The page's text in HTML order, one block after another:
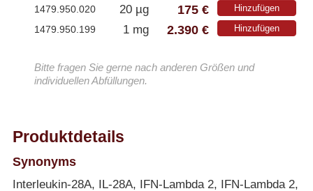
1479.950.020 20 µg 175 € Hinzufügen
1479.950.199 1 mg 2.390 € Hinzufügen
Bitte fragen Sie gerne nach anderen Größen und
individuellen Abfüllungen.
Produktdetails
Synonyms
Interleukin-28A, IL-28A, IFN-Lambda 2, IFN-Lambda 2,